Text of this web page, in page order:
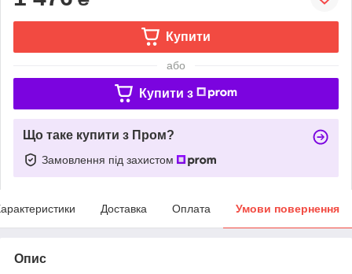
Купити
або
Купити з
Що таке купити з Пром?
Замовлення під захистом
Доставка Оплата Умови повернення
Опис